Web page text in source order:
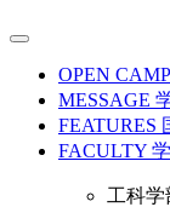
OPEN
MESSAGE
FEATURES
FACULTY
工科